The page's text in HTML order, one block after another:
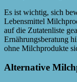
Es ist wichtig, sich
Lebensmittel
auf die Zutatenliste
Ernährungsberatung
ohne Milchprodukte
Alternative